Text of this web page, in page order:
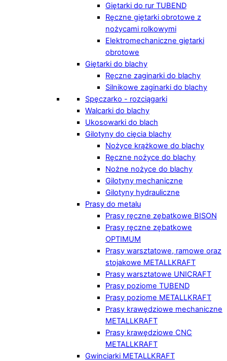
Giętarki do rur TUBEND
Ręczne giętarki obrotowe z
nożycami rolkowymi
Elektromechaniczne giętarki
obrotowe
Giętarki do blachy
Ręczne zaginarki do blachy
Silnikowe zaginarki do blachy
Spęczarko - rozciągarki
Walcarki do blachy
Ukosowarki do blach
Gilotyny do cięcia blachy
Nożyce krążkowe do blachy
Ręczne nożyce do blachy
Nożne nożyce do blachy
Gilotyny mechaniczne
Gilotyny hydrauliczne
Prasy do metalu
Prasy ręczne zębatkowe BISON
Prasy ręczne zębatkowe
OPTIMUM
Prasy warsztatowe, ramowe oraz
stojakowe METALLKRAFT
Prasy warsztatowe UNICRAFT
Prasy poziome TUBEND
Prasy poziome METALLKRAFT
Prasy krawędziowe mechaniczne
METALLKRAFT
Prasy krawędziowe CNC
METALLKRAFT
Gwinciarki METALLKRAFT